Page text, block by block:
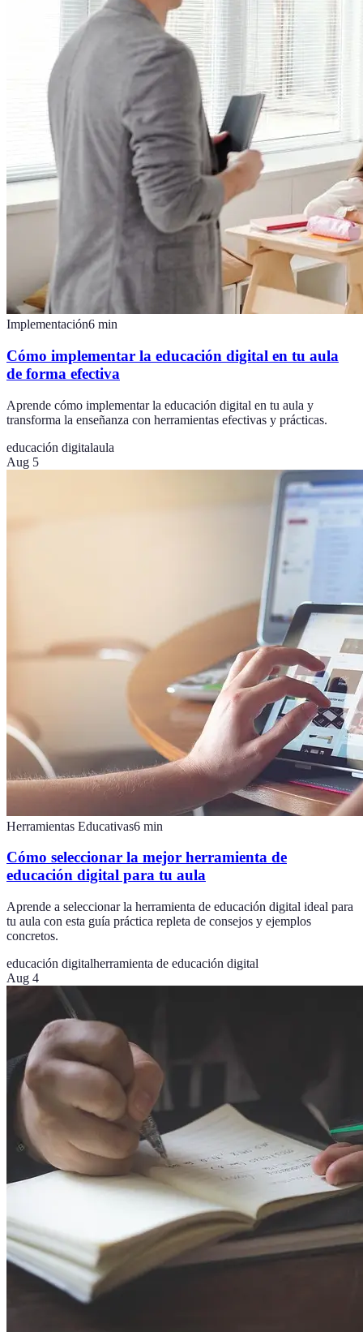
Implementación6 min
Cómo implementar la educación digital en tu aula
de forma efectiva
Aprende cómo implementar la educación digital en tu aula y
transforma la enseñanza con herramientas efectivas y prácticas.
educación digitalaula
Aug 5
Herramientas Educativas6 min
Cómo seleccionar la mejor herramienta de
educación digital para tu aula
Aprende a seleccionar la herramienta de educación digital ideal para
tu aula con esta guía práctica repleta de consejos y ejemplos
concretos.
educación digitalherramienta de educación digital
Aug 4